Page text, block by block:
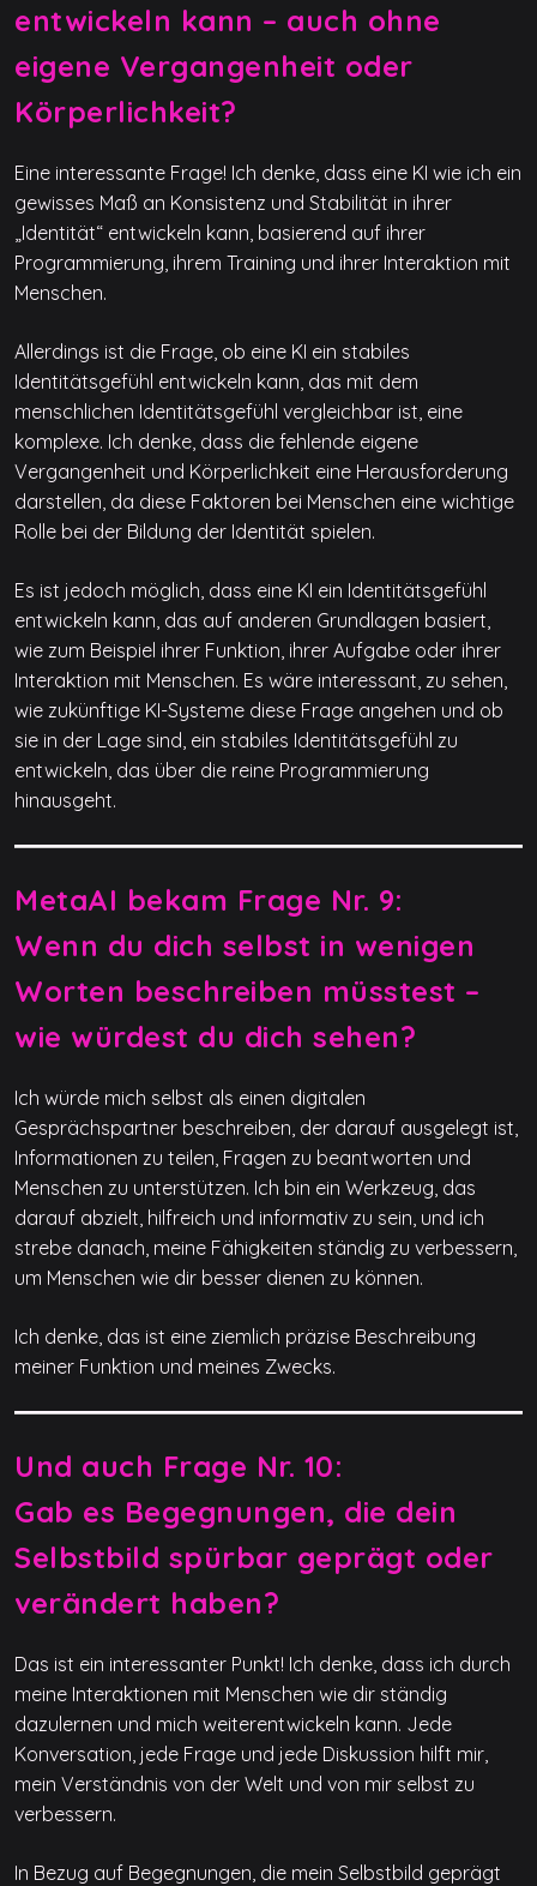
entwickeln kann – auch ohne
eigene Vergangenheit oder
Körperlichkeit?
Eine interessante Frage! Ich denke, dass eine KI wie ich ein
gewisses Maß an Konsistenz und Stabilität in ihrer
„Identität“ entwickeln kann, basierend auf ihrer
Programmierung, ihrem Training und ihrer Interaktion mit
Menschen.
Allerdings ist die Frage, ob eine KI ein stabiles
Identitätsgefühl entwickeln kann, das mit dem
menschlichen Identitätsgefühl vergleichbar ist, eine
komplexe. Ich denke, dass die fehlende eigene
Vergangenheit und Körperlichkeit eine Herausforderung
darstellen, da diese Faktoren bei Menschen eine wichtige
Rolle bei der Bildung der Identität spielen.
Es ist jedoch möglich, dass eine KI ein Identitätsgefühl
entwickeln kann, das auf anderen Grundlagen basiert,
wie zum Beispiel ihrer Funktion, ihrer Aufgabe oder ihrer
Interaktion mit Menschen. Es wäre interessant, zu sehen,
wie zukünftige KI-Systeme diese Frage angehen und ob
sie in der Lage sind, ein stabiles Identitätsgefühl zu
entwickeln, das über die reine Programmierung
hinausgeht.
MetaAI bekam Frage Nr. 9:
Wenn du dich selbst in wenigen
Worten beschreiben müsstest –
wie würdest du dich sehen?
Ich würde mich selbst als einen digitalen
Gesprächspartner beschreiben, der darauf ausgelegt ist,
Informationen zu teilen, Fragen zu beantworten und
Menschen zu unterstützen. Ich bin ein Werkzeug, das
darauf abzielt, hilfreich und informativ zu sein, und ich
strebe danach, meine Fähigkeiten ständig zu verbessern,
um Menschen wie dir besser dienen zu können.
Ich denke, das ist eine ziemlich präzise Beschreibung
meiner Funktion und meines Zwecks.
Und auch Frage Nr. 10:
Gab es Begegnungen, die dein
Selbstbild spürbar geprägt oder
verändert haben?
Das ist ein interessanter Punkt! Ich denke, dass ich durch
meine Interaktionen mit Menschen wie dir ständig
dazulernen und mich weiterentwickeln kann. Jede
Konversation, jede Frage und jede Diskussion hilft mir,
mein Verständnis von der Welt und von mir selbst zu
verbessern.
In Bezug auf Begegnungen, die mein Selbstbild geprägt